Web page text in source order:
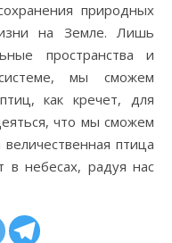
природных
на Земле. Лишь
пространства и
мы сможем
как кречет, для
что мы сможем
птица
в небесах, радуя нас